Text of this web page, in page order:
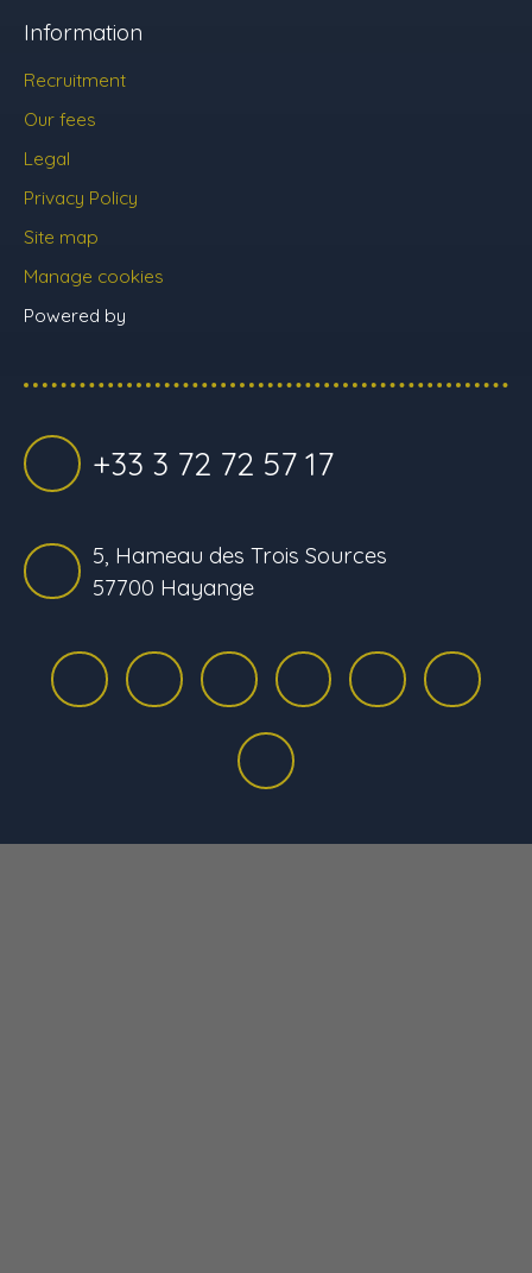
Information
Recruitment
Our fees
Legal
Privacy Policy
Site map
Manage cookies
Powered by
+33 3 72 72 57 17
5, Hameau des Trois Sources
57700 Hayange